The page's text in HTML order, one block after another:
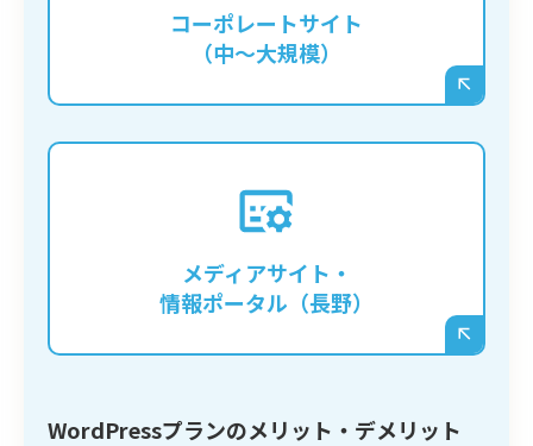
コーポレートサイト
（中〜大規模）
新担当者を分けるなど、柔軟な権限管理も可
メディアサイト・
情報ポータル（長野）
長野の地域情報サイトや、特定のジャンルに
特化したメディアを立ち上げ、多くの記事を
継続的に発信していくような事業の基盤とな
WordPressプランのメリット・デメリット